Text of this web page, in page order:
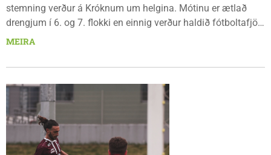
stemning verður á Króknum um helgina. Mótinu er ætlað
drengjum í 6. og 7. flokki en einnig verður haldið fótboltafjör
fyrir yngri systkini. Mótið hófst í gær, föstudaginn 7. ágúst
MEIRA